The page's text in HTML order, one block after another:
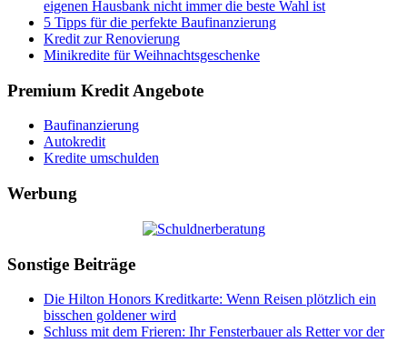
eigenen Hausbank nicht immer die beste Wahl ist
5 Tipps für die perfekte Baufinanzierung
Kredit zur Renovierung
Minikredite für Weihnachtsgeschenke
Premium Kredit Angebote
Baufinanzierung
Autokredit
Kredite umschulden
Werbung
Sonstige Beiträge
Die Hilton Honors Kreditkarte: Wenn Reisen plötzlich ein
bisschen goldener wird
Schluss mit dem Frieren: Ihr Fensterbauer als Retter vor der